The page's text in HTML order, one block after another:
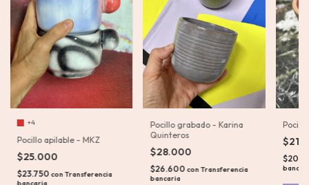
+4
Pocillo apilable - MKZ
$25.000
$23.750 con Transferencia
Pocillo grabado - Karina
Quinteros
$28.000
$26.600 conTransferencia
bancaria